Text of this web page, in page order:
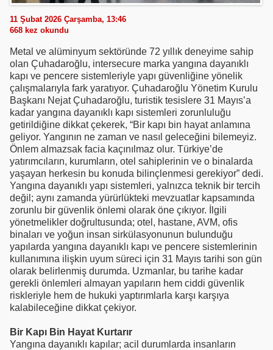
11 Şubat 2026 Çarşamba, 13:46
668 kez okundu
Metal ve alüminyum sektöründe 72 yıllık deneyime sahip
olan Çuhadaroğlu, intersecure marka yangına dayanıklı
kapı ve pencere sistemleriyle yapı güvenliğine yönelik
çalışmalarıyla fark yaratıyor. Çuhadaroğlu Yönetim Kurulu
Başkanı Nejat Çuhadaroğlu, turistik tesislere 31 Mayıs’a
kadar yangına dayanıklı kapı sistemleri zorunluluğu
getirildiğine dikkat çekerek, “Bir kapı bin hayat anlamına
geliyor. Yangının ne zaman ve nasıl geleceğini bilemeyiz.
Önlem almazsak facia kaçınılmaz olur. Türkiye’de
yatırımcıların, kurumların, otel sahiplerinin ve o binalarda
yaşayan herkesin bu konuda bilinçlenmesi gerekiyor” dedi.
Yangına dayanıklı yapı sistemleri, yalnızca teknik bir tercih
değil; aynı zamanda yürürlükteki mevzuatlar kapsamında
zorunlu bir güvenlik önlemi olarak öne çıkıyor. İlgili
yönetmelikler doğrultusunda; otel, hastane, AVM, ofis
binaları ve yoğun insan sirkülasyonunun bulunduğu
yapılarda yangına dayanıklı kapı ve pencere sistemlerinin
kullanımına ilişkin uyum süreci için 31 Mayıs tarihi son gün
olarak belirlenmiş durumda. Uzmanlar, bu tarihe kadar
gerekli önlemleri almayan yapıların hem ciddi güvenlik
riskleriyle hem de hukuki yaptırımlarla karşı karşıya
kalabileceğine dikkat çekiyor.
Bir Kapı Bin Hayat Kurtarır
Yangına dayanıklı kapılar; acil durumlarda insanların